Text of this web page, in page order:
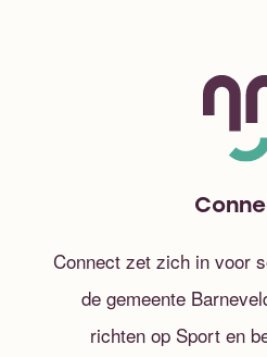
Connect zet zich in voor
de gemeente
richten op Sport en